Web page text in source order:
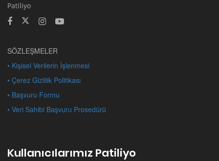
Patiliyo
SÖZLEŞMELER
• Kişisel Verilerin İşlenmesi
• Çerez Gizlilik Politikası
• Başvuru Formu
• Veri Sahibi Başvuru Prosedürü
Kullanıcılarımız Patiliyo